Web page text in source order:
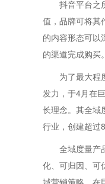
抖音平台之
值，品牌可将其
的内容形态可以
的渠道完成购买。
为了最大程
发力，于4月在
长理念。其全域
行业，创建超过
全域度量产
化、可归因、可
域营销策略。在